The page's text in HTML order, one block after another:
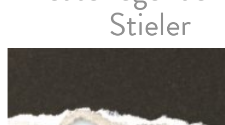
Stieler